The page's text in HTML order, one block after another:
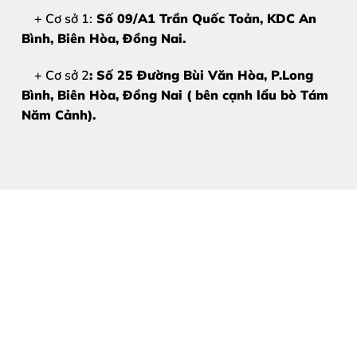
Quy trình minh bạch
Bảo hành rõ ràng, hỗ trợ tận tâm
Thay pin Apple Watch Series 4 tại Thùy Trang
+ Cơ sở 1: Số 09/A1 Trần Quốc Toản, KDC An
Bình, Biên Hòa, Đồng Nai.
+ Cơ sở 2: Số 25 Đường Bùi Văn Hòa, P.Long
Bình, Biên Hòa, Đồng Nai ( bên cạnh lẩu bò Tám
Năm Cảnh).